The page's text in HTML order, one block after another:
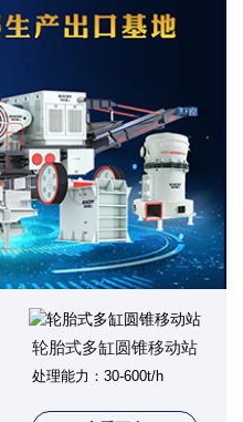
轮胎式多缸圆锥移动站
处理能力：30-600t/h